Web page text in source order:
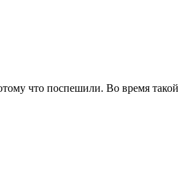
что поспешили. Во время